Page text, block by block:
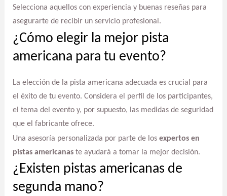
Selecciona aquellos con experiencia y buenas reseñas para
asegurarte de recibir un servicio profesional.
¿Cómo elegir la mejor pista
americana para tu evento?
La elección de la pista americana adecuada es crucial para
el éxito de tu evento. Considera el perfil de los participantes,
el tema del evento y, por supuesto, las medidas de seguridad
que el fabricante ofrece.
Una asesoría personalizada por parte de los expertos en
pistas americanaste ayudará a tomar la mejor decisión.
¿Existen pistas americanas de
segunda mano?